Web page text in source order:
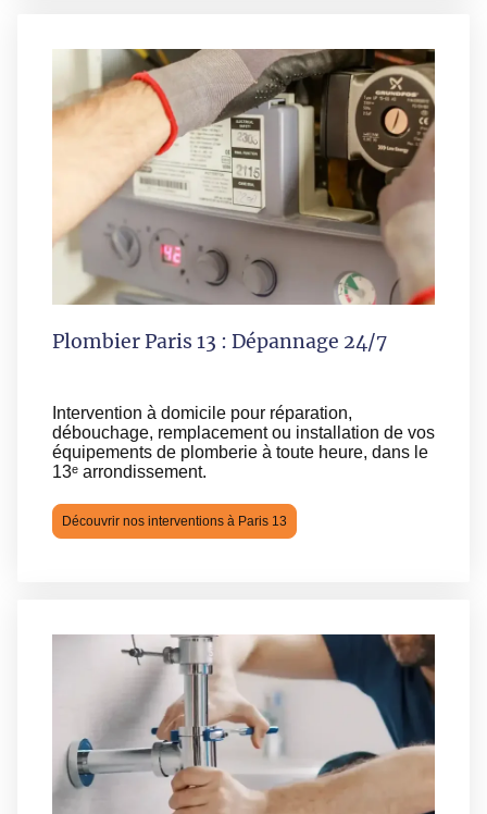
Plombier Paris 13 : Dépannage 24/7
Intervention à domicile pour réparation,
débouchage, remplacement ou installation de vos
équipements de plomberie à toute heure, dans le
13ᵉ arrondissement.
Découvrir nos interventions à Paris 13